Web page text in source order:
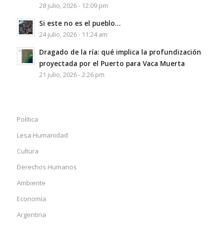
28 julio, 2026 - 12:09 pm
Si este no es el pueblo…
24 julio, 2026 - 11:24 am
Dragado de la ría: qué implica la profundización
proyectada por el Puerto para Vaca Muerta
21 julio, 2026 - 2:26 pm
Política
Lesa Humanidad
Cultura
Derechos Humanos
Ambiente
Economía
Argentina